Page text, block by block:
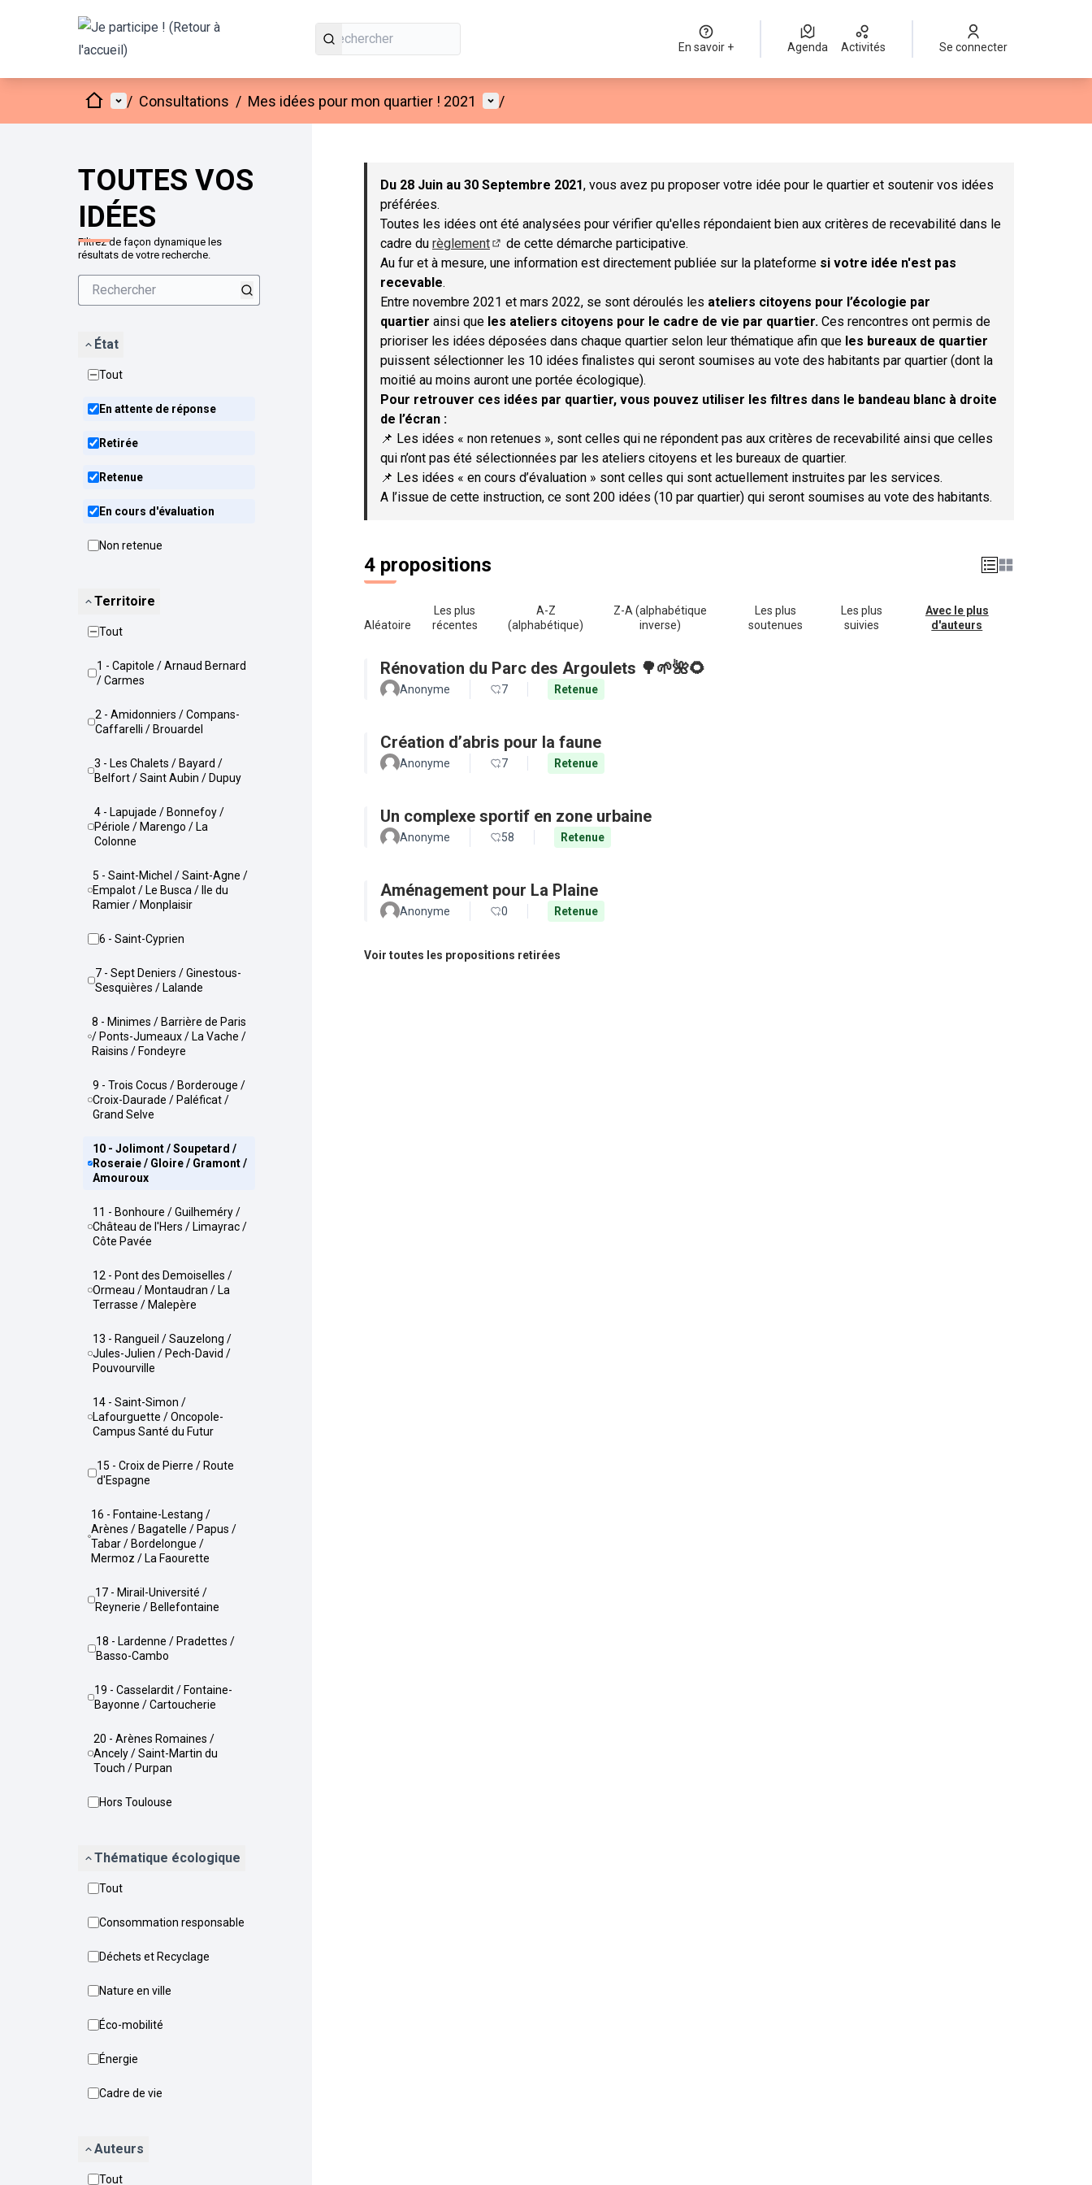
En savoir + Agenda Activités Se connecter
AccueilMenu principal
/ Consultations / Mes idées pour mon quartier ! 2021 Menu utilisateur
/
TOUTES VOS
IDÉES
Filtrez de façon dynamique les
résultats de votre recherche.
État
Tout
En attente de réponse
Retirée
Retenue
En cours d'évaluation
Non retenue
Territoire
Tout
1 - Capitole / Arnaud Bernard
/ Carmes
2 - Amidonniers / Compans-
Caffarelli / Brouardel
3 - Les Chalets / Bayard /
Belfort / Saint Aubin / Dupuy
4 - Lapujade / Bonnefoy /
Périole / Marengo / La
Colonne
5 - Saint-Michel / Saint-Agne /
Empalot / Le Busca / Ile du
Ramier / Monplaisir
6 - Saint-Cyprien
7 - Sept Deniers / Ginestous-
Sesquières / Lalande
8 - Minimes / Barrière de Paris
/ Ponts-Jumeaux / La Vache /
Raisins / Fondeyre
9 - Trois Cocus / Borderouge /
Croix-Daurade / Paléficat /
Grand Selve
10 - Jolimont / Soupetard /
Roseraie / Gloire / Gramont /
Amouroux
11 - Bonhoure / Guilheméry /
Château de l'Hers / Limayrac /
Côte Pavée
12 - Pont des Demoiselles /
Ormeau / Montaudran / La
Terrasse / Malepère
13 - Rangueil / Sauzelong /
Jules-Julien / Pech-David /
Pouvourville
14 - Saint-Simon /
Lafourguette / Oncopole-
Campus Santé du Futur
15 - Croix de Pierre / Route
d'Espagne
16 - Fontaine-Lestang /
Arènes / Bagatelle / Papus /
Tabar / Bordelongue /
Mermoz / La Faourette
17 - Mirail-Université /
Reynerie / Bellefontaine
18 - Lardenne / Pradettes /
Basso-Cambo
19 - Casselardit / Fontaine-
Bayonne / Cartoucherie
20 - Arènes Romaines /
Ancely / Saint-Martin du
Touch / Purpan
Hors Toulouse
Thématique écologique
Tout
Consommation responsable
Déchets et Recyclage
Nature en ville
Éco-mobilité
Énergie
Cadre de vie
Auteurs
Tout
Passer la carte
Du 28 Juin au 30 Septembre 2021, vous avez pu proposer votre idée pour le quartier et soutenir vos idées
préférées.
Toutes les idées ont été analysées pour vérifier qu'elles répondaient bien aux critères de recevabilité dans le
cadre du règlement
(S'ouvre dans un nouvel onglet)
de cette démarche participative.
Au fur et à mesure, une information est directement publiée sur la plateforme si votre idée n'est pas
recevable.
Entre novembre 2021 et mars 2022, se sont déroulés les ateliers citoyens pour l’écologie par
quartier ainsi que les ateliers citoyens pour le cadre de vie par quartier. Ces rencontres ont permis de
prioriser les idées déposées dans chaque quartier selon leur thématique afin que les bureaux de quartier
puissent sélectionner les 10 idées finalistes qui seront soumises au vote des habitants par quartier (dont la
moitié au moins auront une portée écologique).
Pour retrouver ces idées par quartier, vous pouvez utiliser les filtres dans le bandeau blanc à droite
de l’écran :
📌 Les idées « non retenues », sont celles qui ne répondent pas aux critères de recevabilité ainsi que celles
qui n’ont pas été sélectionnées par les ateliers citoyens et les bureaux de quartier.
📌 Les idées « en cours d’évaluation » sont celles qui sont actuellement instruites par les services.
A l’issue de cette instruction, ce sont 200 idées (10 par quartier) qui seront soumises au vote des habitants.
4 propositions
Aléatoire
Les plus
récentes
A-Z
(alphabétique)
Z-A (alphabétique
inverse)
Les plus
soutenues
Les plus
suivies
Avec le plus
d'auteurs
Rénovation du Parc des Argoulets 🌳🌱🌺🌻
Anonyme 7 Retenue
Création d’abris pour la faune
Anonyme 7 Retenue
Un complexe sportif en zone urbaine
Anonyme 58 Retenue
Aménagement pour La Plaine
Anonyme 0 Retenue
Voir toutes les propositions retirées